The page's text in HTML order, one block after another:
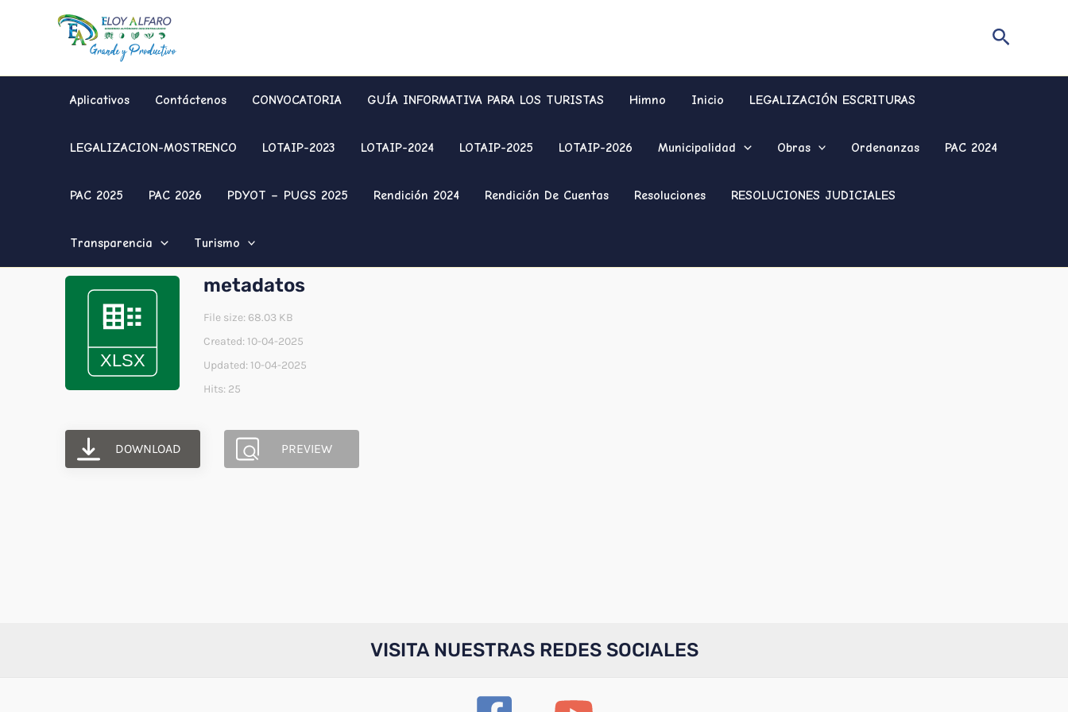
Buscar
Aplicativos Contáctenos CONVOCATORIA GUÍA INFORMATIVA PARA LOS TURISTAS Himno Inicio LEGALIZACIÓN ESCRITURAS
LEGALIZACION-MOSTRENCO LOTAIP-2023 LOTAIP-2024 LOTAIP-2025 LOTAIP-2026 Municipalidad Obras Ordenanzas PAC 2024
PAC 2025 PAC 2026 PDYOT – PUGS 2025 Rendición 2024 Rendición De Cuentas Resoluciones RESOLUCIONES JUDICIALES
Transparencia Turismo
metadatos
File size: 68.03 KB
Created: 10-04-2025
Updated: 10-04-2025
Hits: 25
DOWNLOAD PREVIEW
VISITA NUESTRAS REDES SOCIALES